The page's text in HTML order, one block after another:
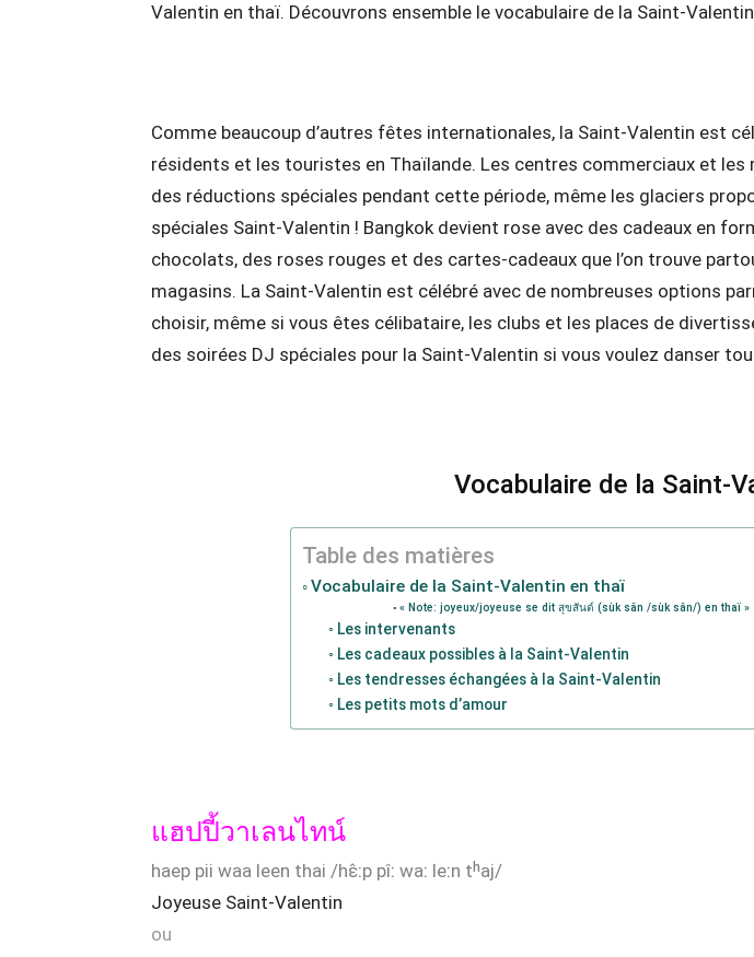
Valentin en thaï. Découvrons ensemble le vocabulaire de la Saint-
Comme beaucoup d’autres fêtes internationales, la Saint-Valentin est
résidents et les touristes en Thaïlande. Les centres commerciaux et
des réductions spéciales pendant cette période, même les glaciers
spéciales Saint-Valentin ! Bangkok devient rose avec des cadeaux en
chocolats, des roses rouges et des cartes-cadeaux que l’on trouve
magasins. La Saint-Valentin est célébré avec de nombreuses options
choisir, même si vous êtes célibataire, les clubs et les places de
des soirées DJ spéciales pour la Saint-Valentin si vous voulez danser
Vocabulaire de la Saint-
Table des matières
Vocabulaire de la Saint-Valentin en thaï
« Note: joyeux/joyeuse se dit สุขสันต์ (sùk săn /sùk sǎn/) en thaï »
Les intervenants
Les cadeaux possibles à la Saint-Valentin
Les tendresses échangées à la Saint-Valentin
Les petits mots d’amour
แฮปปี้วาเลนไทน์
haep pii waa leen thai /hɛ̂ːp pîː waː leːn tʰaj/
Joyeuse Saint-Valentin
ou